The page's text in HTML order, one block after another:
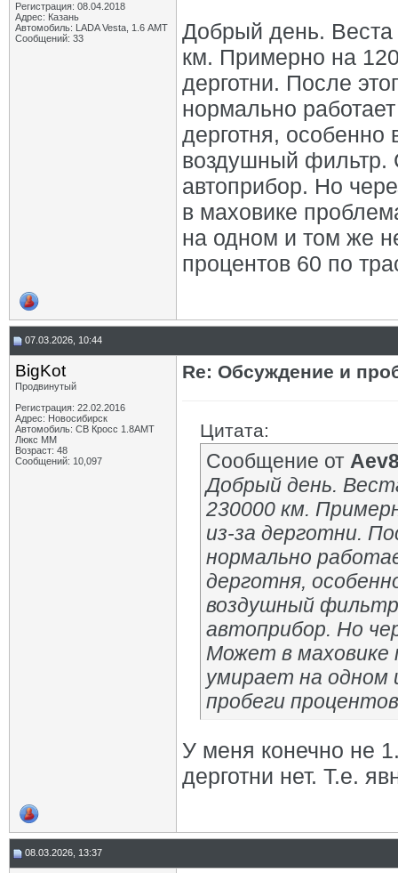
Регистрация: 08.04.2018
Адрес: Казань
Автомобиль: LADA Vesta, 1.6 АМТ
Сообщений: 33
Добрый день.
км. Примерно на
дерготни. После
нормально
дерготня,
воздушный фильтр.
автоприбор. Но
в маховике
на одном и том же
процентов 60 по
07.03.2026, 10:44
BigKot
Продвинутый
Регистрация: 22.02.2016
Адрес: Новосибирск
Автомобиль: СВ Кросс 1.8АМТ
Люкс ММ
Возраст: 48
Сообщений: 10,097
Re: Обсуждение и
Цитата:
Сообщение от
Добрый день.
230000 км.
из-за дерготни.
нормально
дерготня,
воздушный
автоприбор. Но
Может в маховике
умирает на одном
пробеги
У меня конечно не
дерготни нет. Т.е.
08.03.2026, 13:37